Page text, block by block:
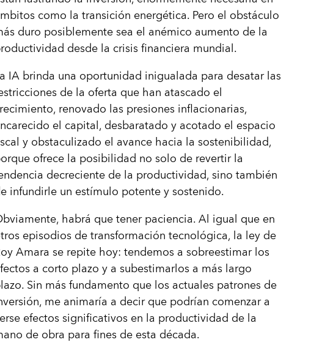
como la transición energética. Pero el obstáculo
duro posiblemente sea el anémico aumento de la
desde la crisis financiera mundial.
IA brinda una oportunidad inigualada para desatar las
de la oferta que han atascado el
renovado las presiones inflacionarias,
el capital, desbaratado y acotado el espacio
y obstaculizado el avance hacia la sostenibilidad,
ofrece la posibilidad no solo de revertir la
decreciente de la productividad, sino también
infundirle un estímulo potente y sostenido.
habrá que tener paciencia. Al igual que en
episodios de transformación tecnológica, la ley de
Amara se repite hoy: tendemos a sobreestimar los
a corto plazo y a subestimarlos a más largo
Sin más fundamento que los actuales patrones de
me animaría a decir que podrían comenzar a
efectos significativos en la productividad de la
de obra para fines de esta década.